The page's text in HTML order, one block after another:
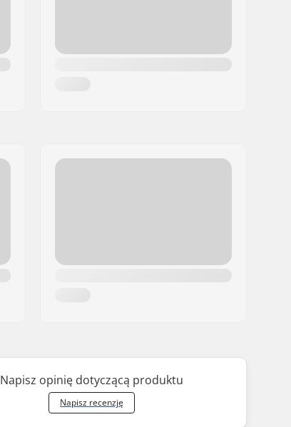
Napisz opinię dotyczącą produktu
Napisz recenzję